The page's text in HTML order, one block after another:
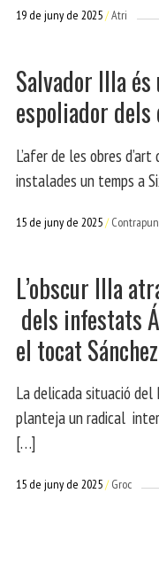
19 de juny de 2025 Atri
Salvador Illa
espoliador
L’afer de les obres
instalades un temps a
15 de juny de 2025
L’obscur Illa
dels infestats
el tocat Sánchez
La delicada situació del
planteja un radical
[…]
15 de juny de 2025 Groc